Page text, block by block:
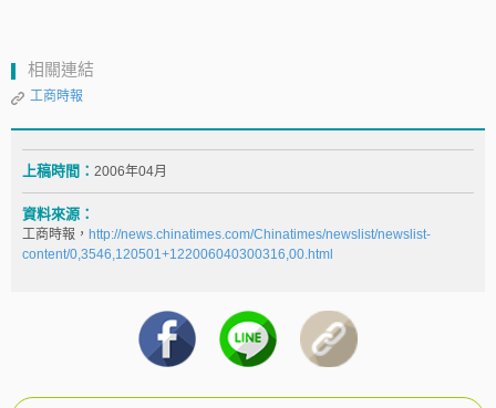
相關連結
工商時報
上稿時間： 2006年04月
資料來源：
工商時報， http://news.chinatimes.com/Chinatimes/newslist/newslist-
content/0,3546,120501+122006040300316,00.html